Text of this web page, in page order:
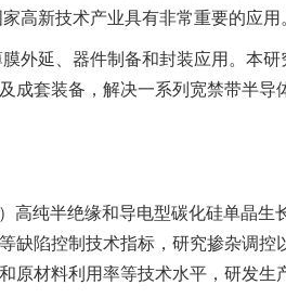
高新技术产业具有非常重要的应用
外延、器件制备和封装应用。本研
成套装备，解决一系列宽禁带半导
高纯半绝缘和导电型碳化硅单晶生
缺陷控制技术指标，研究掺杂调控
原材料利用率等技术水平，研发生